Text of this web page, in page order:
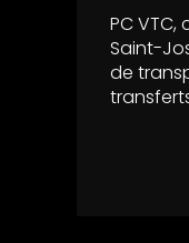
PC
Saint-
de